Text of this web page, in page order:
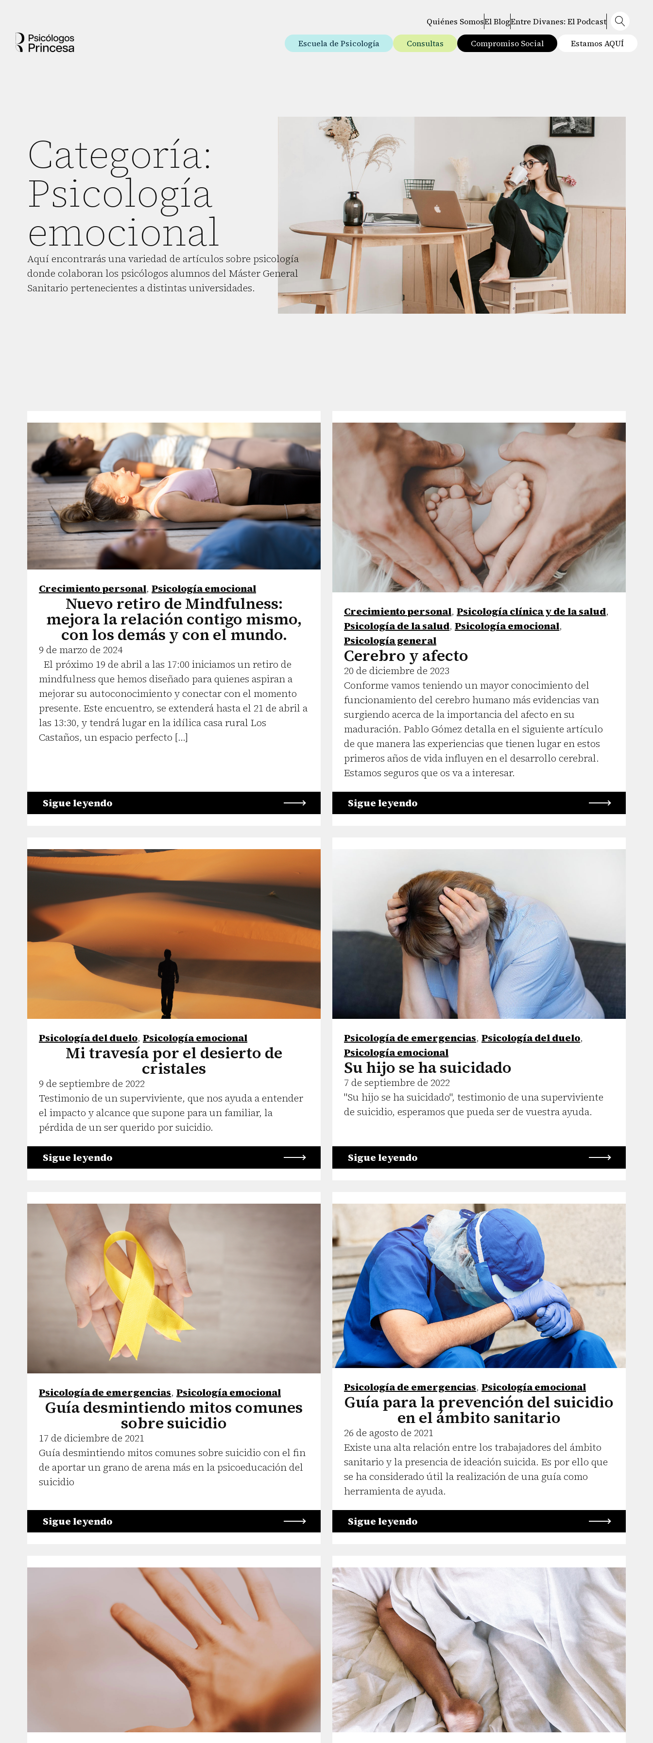
Quiénes SomosEl BlogEntre Divanes: El Podcast
Escuela de Psicología Consultas Compromiso Social Estamos AQUÍ
Categoría:
Psicología
emocional
Aquí encontrarás una variedad de artículos sobre psicología
donde colaboran los psicólogos alumnos del Máster General
Sanitario pertenecientes a distintas universidades.
Crecimiento personal, Psicología emocional
Nuevo retiro de Mindfulness:
mejora la relación contigo mismo,
con los demás y con el mundo.
9 de marzo de 2024
El próximo 19 de abril a las 17:00 iniciamos un retiro de
mindfulness que hemos diseñado para quienes aspiran a
mejorar su autoconocimiento y conectar con el momento
presente. Este encuentro, se extenderá hasta el 21 de abril a
las 13:30, y tendrá lugar en la idílica casa rural Los
Castaños, un espacio perfecto […]
Sigue leyendo
Crecimiento personal, Psicología clínica y de la salud,
Psicología de la salud, Psicología emocional,
Psicología general
Cerebro y afecto
20 de diciembre de 2023
Conforme vamos teniendo un mayor conocimiento del
funcionamiento del cerebro humano más evidencias van
surgiendo acerca de la importancia del afecto en su
maduración. Pablo Gómez detalla en el siguiente artículo
de que manera las experiencias que tienen lugar en estos
primeros años de vida influyen en el desarrollo cerebral.
Estamos seguros que os va a interesar.
Sigue leyendo
Psicología del duelo, Psicología emocional
Mi travesía por el desierto de
cristales
9 de septiembre de 2022
Testimonio de un superviviente, que nos ayuda a entender
el impacto y alcance que supone para un familiar, la
pérdida de un ser querido por suicidio.
Sigue leyendo
Psicología de emergencias, Psicología del duelo,
Psicología emocional
Su hijo se ha suicidado
7 de septiembre de 2022
"Su hijo se ha suicidado", testimonio de una superviviente
de suicidio, esperamos que pueda ser de vuestra ayuda.
Sigue leyendo
Psicología de emergencias, Psicología emocional
Guía desmintiendo mitos comunes
sobre suicidio
17 de diciembre de 2021
Guía desmintiendo mitos comunes sobre suicidio con el fin
de aportar un grano de arena más en la psicoeducación del
suicidio
Sigue leyendo
Psicología de emergencias, Psicología emocional
Guía para la prevención del suicidio
en el ámbito sanitario
26 de agosto de 2021
Existe una alta relación entre los trabajadores del ámbito
sanitario y la presencia de ideación suicida. Es por ello que
se ha considerado útil la realización de una guía como
herramienta de ayuda.
Sigue leyendo